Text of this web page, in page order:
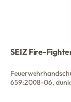
SEIZ Fire-
659:2008-06,